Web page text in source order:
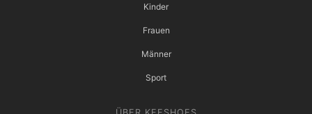
Kinder
Frauen
Männer
Sport